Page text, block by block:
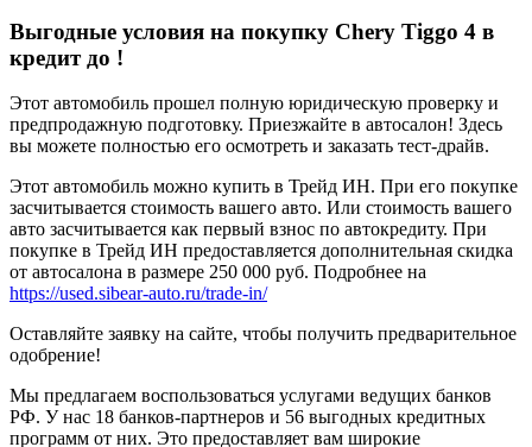
Выгодные условия на покупку Chery Tiggo 4 в
кредит до !
Этот автомобиль прошел полную юридическую проверку и
предпродажную подготовку. Приезжайте в автосалон! Здесь
вы можете полностью его осмотреть и заказать тест-драйв.
Этот автомобиль можно купить в Трейд ИН. При его покупке
засчитывается стоимость вашего авто. Или стоимость вашего
авто засчитывается как первый взнос по автокредиту. При
покупке в Трейд ИН предоставляется дополнительная скидка
от автосалона в размере 250 000 руб. Подробнее на
https://used.sibear-auto.ru/trade-in/
Оставляйте заявку на сайте, чтобы получить предварительное
одобрение!
Мы предлагаем воспользоваться услугами ведущих банков
РФ. У нас 18 банков-партнеров и 56 выгодных кредитных
программ от них. Это предоставляет вам широкие